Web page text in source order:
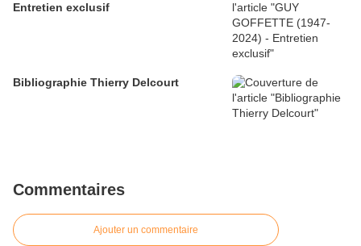
Entretien exclusif
Bibliographie Thierry Delcourt
Commentaires
Ajouter un commentaire